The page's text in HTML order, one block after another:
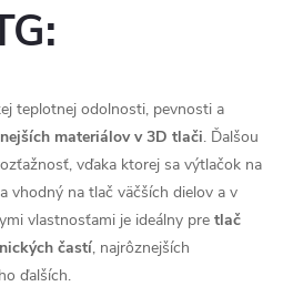
teplotnej odolnosti, pevnosti a
materiálov v 3D tlači. Ďalšou
vďaka ktorej sa výtlačok na
vhodný na tlač väčších dielov a v
vlastnosťami je ideálny pre tlač
častí, najrôznejších
ďalších.